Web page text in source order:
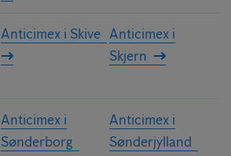
Anticimex i Skive Anticimex i
Skjern
Anticimex i
Sønderborg
Anticimex i
Sønderjylland